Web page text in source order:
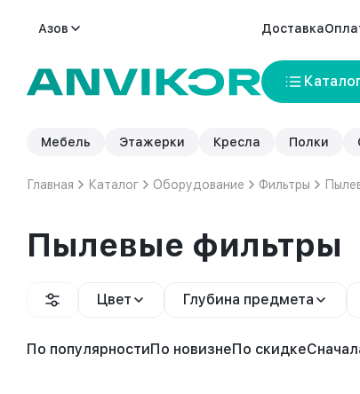
Азов Доставка
Мебель Этажерки Кресла Полки
Главная Каталог Оборудование Фильтры
Пылевые фильтры
Цвет Глубина предмета
По популярностиПо новизнеПо скидке